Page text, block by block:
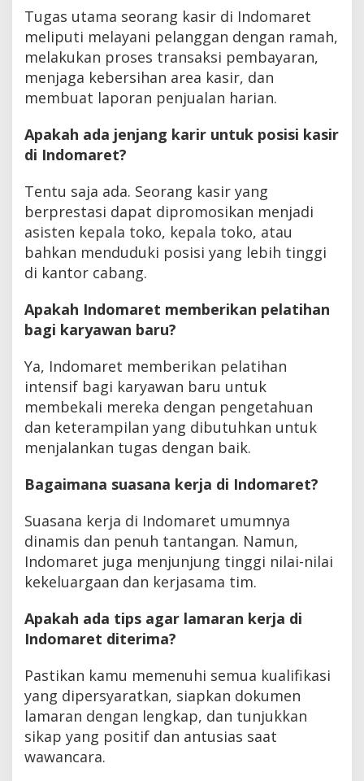
Tugas utama seorang kasir di Indomaret
meliputi melayani pelanggan dengan ramah,
melakukan proses transaksi pembayaran,
menjaga kebersihan area kasir, dan
membuat laporan penjualan harian.
Apakah ada jenjang karir untuk posisi kasir
di Indomaret?
Tentu saja ada. Seorang kasir yang
berprestasi dapat dipromosikan menjadi
asisten kepala toko, kepala toko, atau
bahkan menduduki posisi yang lebih tinggi
di kantor cabang.
Apakah Indomaret memberikan pelatihan
bagi karyawan baru?
Ya, Indomaret memberikan pelatihan
intensif bagi karyawan baru untuk
membekali mereka dengan pengetahuan
dan keterampilan yang dibutuhkan untuk
menjalankan tugas dengan baik.
Bagaimana suasana kerja di Indomaret?
Suasana kerja di Indomaret umumnya
dinamis dan penuh tantangan. Namun,
Indomaret juga menjunjung tinggi nilai-nilai
kekeluargaan dan kerjasama tim.
Apakah ada tips agar lamaran kerja di
Indomaret diterima?
Pastikan kamu memenuhi semua kualifikasi
yang dipersyaratkan, siapkan dokumen
lamaran dengan lengkap, dan tunjukkan
sikap yang positif dan antusias saat
wawancara.